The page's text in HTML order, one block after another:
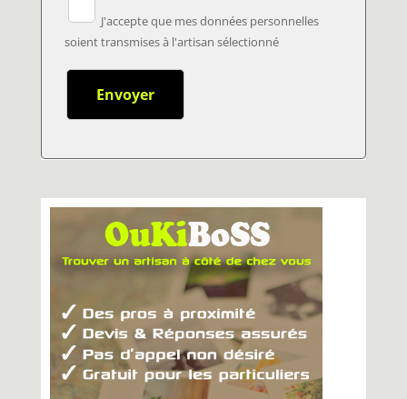
J'accepte que mes données personnelles
soient transmises à l'artisan sélectionné